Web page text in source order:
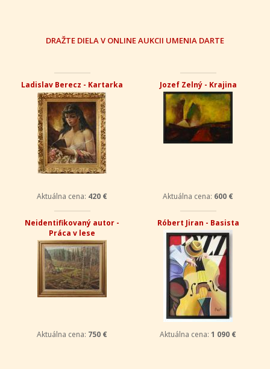
DRAŽTE DIELA V ONLINE AUKCII UMENIA DARTE
Ladislav Berecz - Kartarka
Aktuálna cena: 420 €
Jozef Zelný - Krajina
Aktuálna cena: 600 €
Neidentifikovaný autor -
Práca v lese
Aktuálna cena: 750 €
Róbert Jiran - Basista
Aktuálna cena: 1 090 €